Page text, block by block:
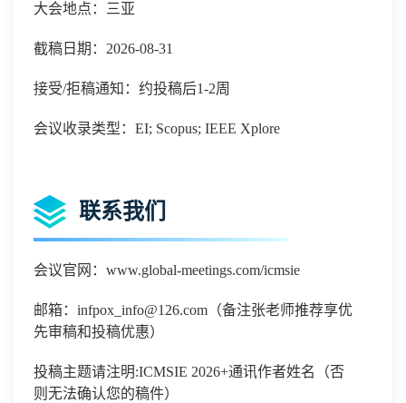
大会地点：三亚
截稿日期：2026-08-31
接受/拒稿通知：约投稿后1-2周
会议收录类型：EI; Scopus; IEEE Xplore
联系我们
会议官网： www.global-meetings.com/icmsie
邮箱： infpox_info@126.com （备注张老师推荐享优
先审稿和投稿优惠）
投稿主题请注明:ICMSIE 2026+通讯作者姓名（否
则无法确认您的稿件）